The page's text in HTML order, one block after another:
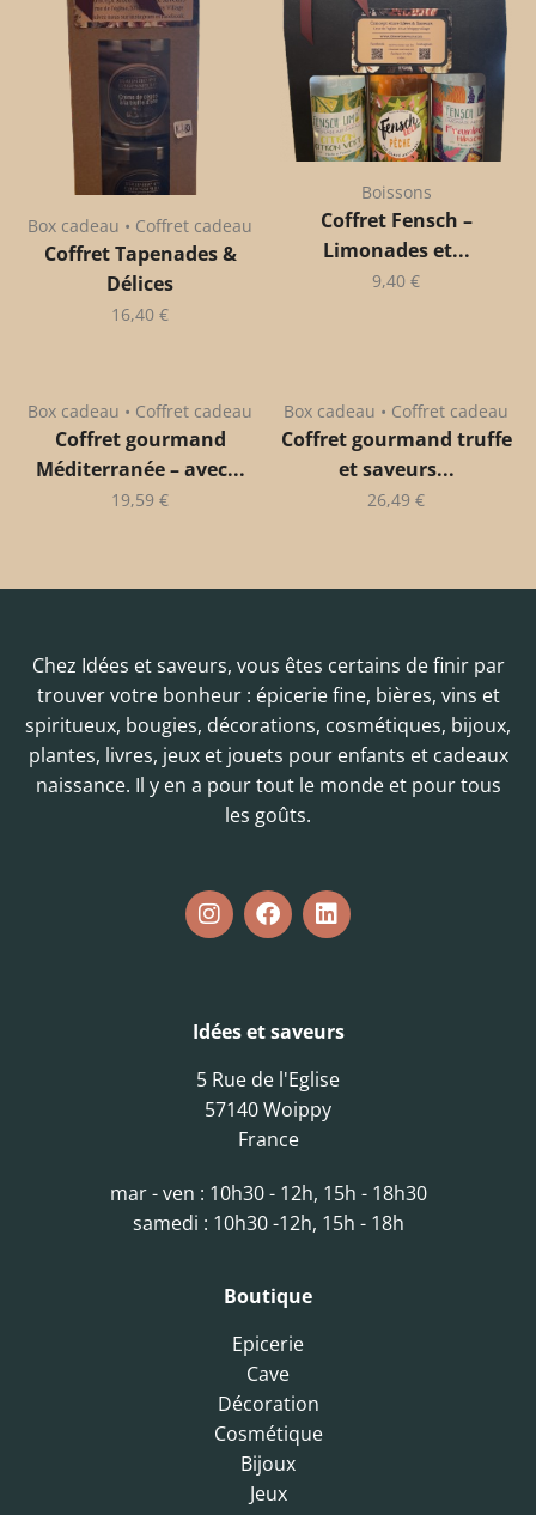
Box cadeau • Coffret cadeau
Coffret Tapenades &
Délices
16,40 €
Boissons
Coffret Fensch –
Limonades et...
9,40 €
Box cadeau • Coffret cadeau
Coffret gourmand
Méditerranée – avec...
19,59 €
Box cadeau • Coffret cadeau
Coffret gourmand truffe
et saveurs...
26,49 €
Chez Idées et saveurs, vous êtes certains de finir par
trouver votre bonheur : épicerie fine, bières, vins et
spiritueux, bougies, décorations, cosmétiques, bijoux,
plantes, livres, jeux et jouets pour enfants et cadeaux
naissance. Il y en a pour tout le monde et pour tous
les goûts.
Idées et saveurs
5 Rue de l'Eglise
57140 Woippy
France
mar - ven : 10h30 - 12h, 15h - 18h30
samedi : 10h30 -12h, 15h - 18h
Boutique
Epicerie
Cave
Décoration
Cosmétique
Bijoux
Jeux